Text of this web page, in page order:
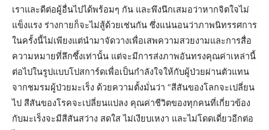
เราและดีต่อผู้อื่นไปได้พร้อมๆ กัน และพึงนึกเสมอว่าหากจิตใจไม่
แข็งแรง ร่างกายก็จะไม่สู้ด้วยเช่นกัน ซึ่งแน่นอนว่าภาพนิทรรศการ
ในครั้งนี้ไม่เพียงแต่นำมาจัดวางเพื่อเสพความสวยงามและการสื่อ
ความหมายที่ลึกซึ้งเท่านั้น แต่จะมีการส่งภาพอันทรงคุณค่าเหล่านี้
ต่อไปในรูปแบบโปสการ์ดเพื่อเป็นกำลังใจให้กับผู้ป่วยผ่านตัวแทน
จากชมรมผู้ป่วยมะเร็ง ด้วยความตั้งมั่นว่า “สีสันของโลกจะเปลี่ยน
ไป สีสันของโรคจะเปลี่ยนแปลง คุณค่าชีวิตของทุกคนที่เกี่ยวข้อง
กับมะเร็งจะมีสีสันสว่าง สดใส ไม่เงียบเหงา และไม่โดดเดี่ยวอีกต่อ